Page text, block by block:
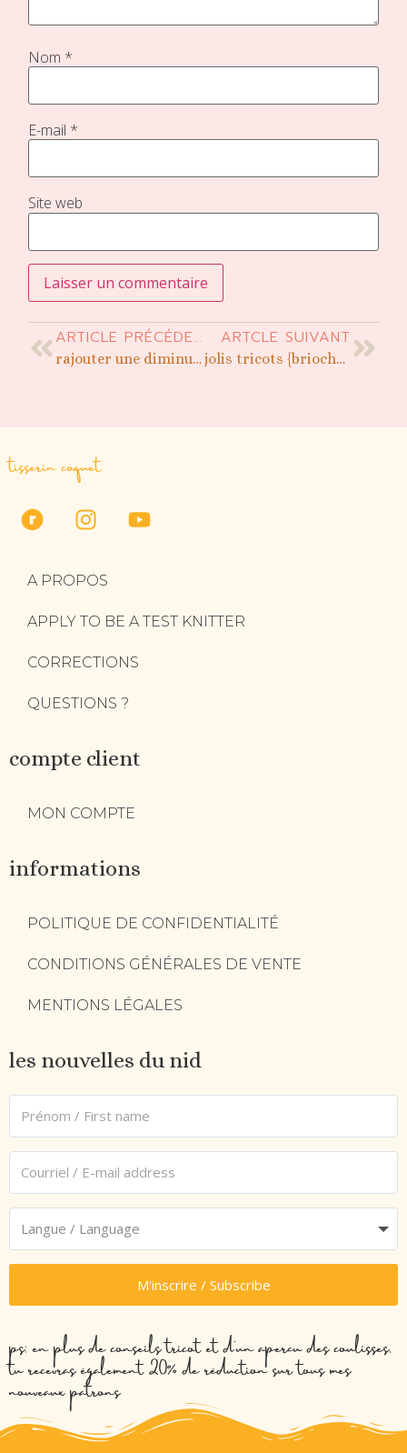
Nom *
E-mail *
Site web
ARTICLE PRÉCÉDENT
rajouter une diminution oubliée
ARTCLE SUIVANT
jolis tricots {brioche bicolore}
tisserin coquet
A PROPOS
APPLY TO BE A TEST KNITTER
CORRECTIONS
QUESTIONS ?
compte client
MON COMPTE
informations
POLITIQUE DE CONFIDENTIALITÉ
CONDITIONS GÉNÉRALES DE VENTE
MENTIONS LÉGALES
les nouvelles du nid
M'inscrire / Subscribe
ps: en plus de conseils tricot et d’un aperçu des coulisses,
tu recevras également 20% de réduction sur tous mes
nouveaux patrons